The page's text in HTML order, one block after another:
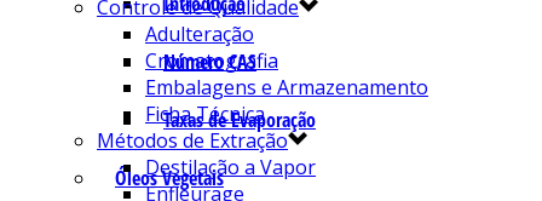
Número CAS
Taxas de Evaporação
Óleos Vegetais
Controle de Qualidade
Adulteração
Cromatografia
Embalagens e Armazenamento
Ficha Técnica
Métodos de Extração
Destilação a Vapor
Enfleurage